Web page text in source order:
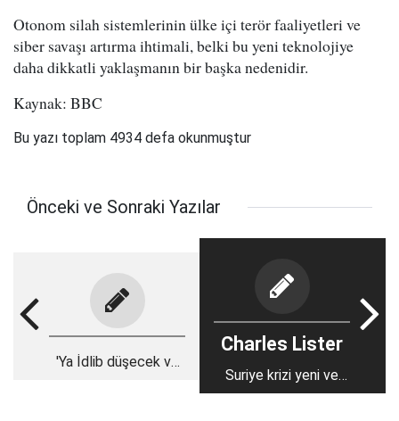
Otonom silah sistemlerinin ülke içi terör faaliyetleri ve
siber savaşı artırma ihtimali, belki bu yeni teknolojiye
daha dikkatli yaklaşmanın bir başka nedenidir.
Kaynak: BBC
Bu yazı toplam 4934 defa okunmuştur
Önceki ve Sonraki Yazılar
'Ya İdlib düşecek ve
Charles Lister
Suriye krizi yeni ve
tehlikeli bir döneme